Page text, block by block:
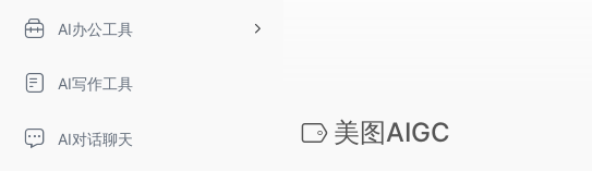
AI办公工具
AI写作工具
AI对话聊天 美图AIGC